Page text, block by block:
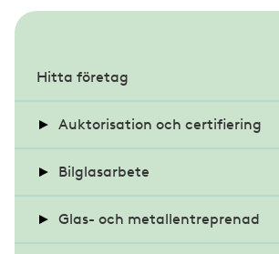
b
e
Hitta företag
Auktorisation och certifiering
Auktoriserat Bilglasmästeri
Alla auktoriserade
Certifierad Konstinramare
Bilglasarbete
Krav på glas i fordon
Glas- och metallentreprenad